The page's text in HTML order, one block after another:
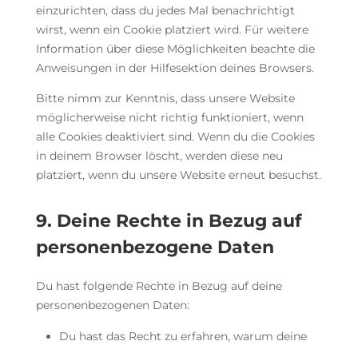
einzurichten, dass du jedes Mal benachrichtigt
wirst, wenn ein Cookie platziert wird. Für weitere
Information über diese Möglichkeiten beachte die
Anweisungen in der Hilfesektion deines Browsers.
Bitte nimm zur Kenntnis, dass unsere Website
möglicherweise nicht richtig funktioniert, wenn
alle Cookies deaktiviert sind. Wenn du die Cookies
in deinem Browser löscht, werden diese neu
platziert, wenn du unsere Website erneut besuchst.
9. Deine Rechte in Bezug auf
personenbezogene Daten
Du hast folgende Rechte in Bezug auf deine
personenbezogenen Daten:
Du hast das Recht zu erfahren, warum deine